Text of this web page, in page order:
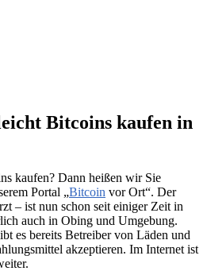
Bitcoins kaufen in
kaufen? Dann heißen wir Sie
Portal „Bitcoin vor Ort“. Der
– ist nun schon seit einiger Zeit in
auch in Obing und Umgebung.
es bereits Betreiber von Läden und
akzeptieren. Im Internet ist